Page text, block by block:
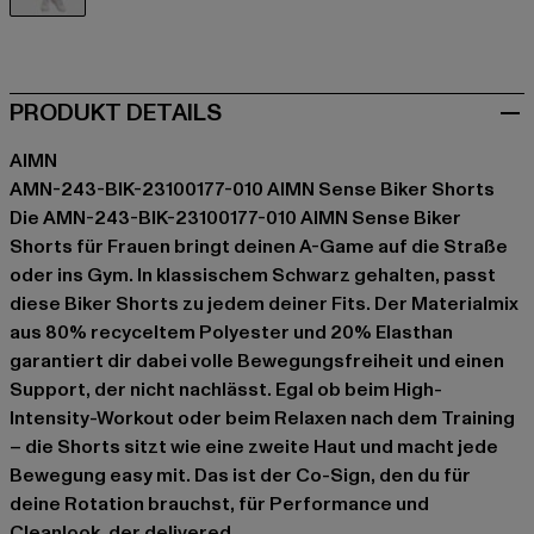
PRODUKT DETAILS
AIMN
AMN-243-BIK-23100177-010 AIMN Sense Biker Shorts
Die AMN-243-BIK-23100177-010 AIMN Sense Biker
Shorts für Frauen bringt deinen A-Game auf die Straße
oder ins Gym. In klassischem Schwarz gehalten, passt
diese Biker Shorts zu jedem deiner Fits. Der Materialmix
aus 80% recyceltem Polyester und 20% Elasthan
garantiert dir dabei volle Bewegungsfreiheit und einen
Support, der nicht nachlässt. Egal ob beim High-
Intensity-Workout oder beim Relaxen nach dem Training
– die Shorts sitzt wie eine zweite Haut und macht jede
Bewegung easy mit. Das ist der Co-Sign, den du für
deine Rotation brauchst, für Performance und